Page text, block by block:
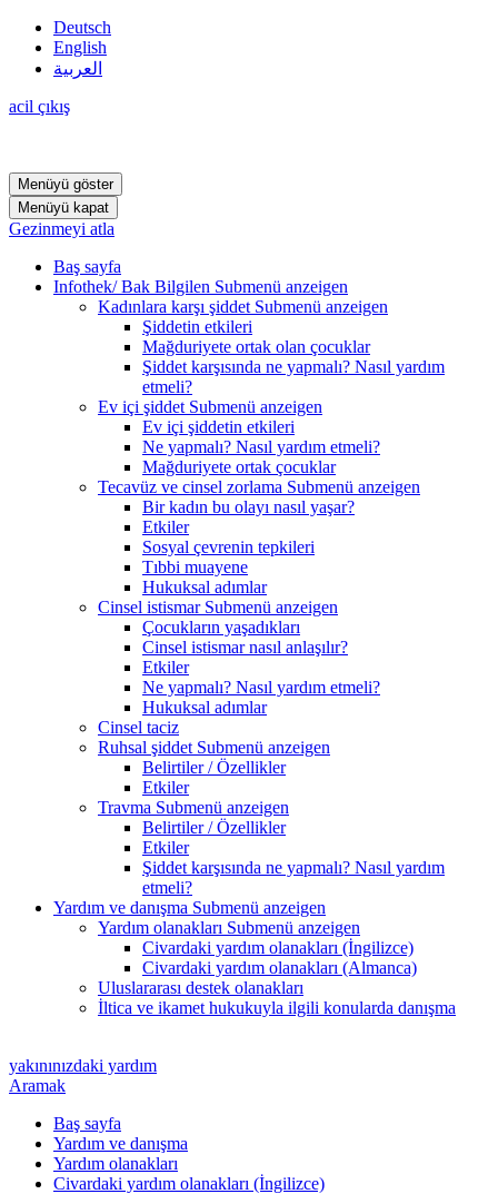
Deutsch
English
العربية
acil çıkış
Menüyü göster
Menüyü kapat
Gezinmeyi atla
Baş sayfa
Infothek/ Bak Bilgilen Submenü anzeigen
Kadınlara karşı şiddet Submenü anzeigen
Şiddetin etkileri
Mağduriyete ortak olan çocuklar
Şiddet karşısında ne yapmalı? Nasıl yardım
etmeli?
Ev içi şiddet Submenü anzeigen
Ev içi şiddetin etkileri
Ne yapmalı? Nasıl yardım etmeli?
Mağduriyete ortak çocuklar
Tecavüz ve cinsel zorlama Submenü anzeigen
Bir kadın bu olayı nasıl yaşar?
Etkiler
Sosyal çevrenin tepkileri
Tıbbi muayene
Hukuksal adımlar
Cinsel istismar Submenü anzeigen
Çocukların yaşadıkları
Cinsel istismar nasıl anlaşılır?
Etkiler
Ne yapmalı? Nasıl yardım etmeli?
Hukuksal adımlar
Cinsel taciz
Ruhsal şiddet Submenü anzeigen
Belirtiler / Özellikler
Etkiler
Travma Submenü anzeigen
Belirtiler / Özellikler
Etkiler
Şiddet karşısında ne yapmalı? Nasıl yardım
etmeli?
Yardım ve danışma Submenü anzeigen
Yardım olanakları Submenü anzeigen
Civardaki yardım olanakları (İngilizce)
Civardaki yardım olanakları (Almanca)
Uluslararası destek olanakları
İltica ve ikamet hukukuyla ilgili konularda danışma
yakınınızdaki yardım
Aramak
Baş sayfa
Yardım ve danışma
Yardım olanakları
Civardaki yardım olanakları (İngilizce)